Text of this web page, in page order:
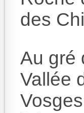
des
Au gré
Vallée